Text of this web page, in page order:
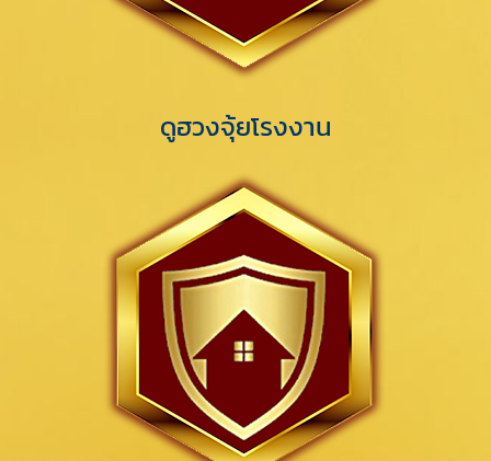
ดูฮวงจุ้ยโรงงาน